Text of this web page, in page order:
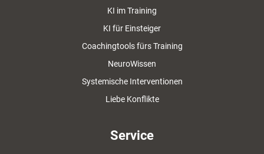
KI im Training
KI für Einsteiger
Coachingtools fürs Training
NeuroWissen
Systemische Interventionen
Liebe Konflikte
Service